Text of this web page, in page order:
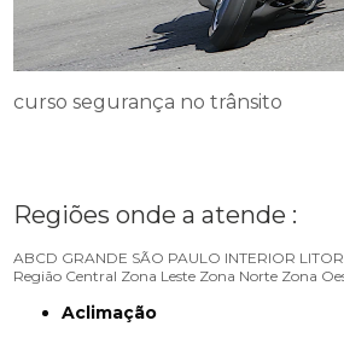
curso segurança no trânsito
Regiões onde a atende :
ABCD GRANDE SÃO PAULO INTERIOR
Região Central Zona Leste Zona Norte Zona
Aclimação